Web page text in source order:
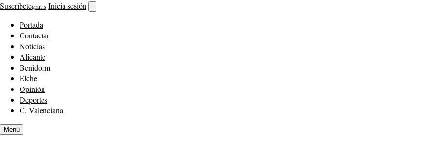
Suscríbetegratis Inicia sesión
buscador
Portada
Contactar
Noticias
Alicante
Benidorm
Elche
Opinión
Deportes
C. Valenciana
Menú